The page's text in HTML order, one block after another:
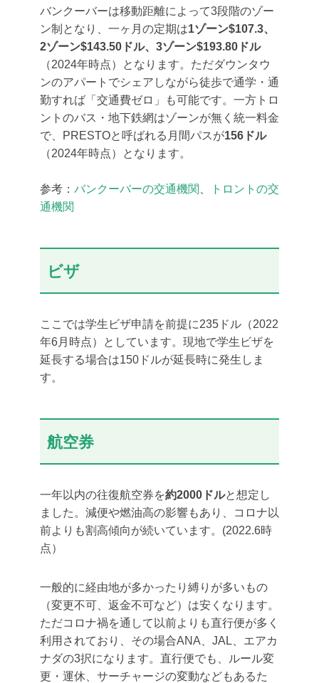
バンクーバーは移動距離によって3段階のゾー
ン制となり、一ヶ月の定期は1ゾーン$107.3、
2ゾーン$143.50ドル、3ゾーン$193.80ドル
（2024年時点）となります。ただダウンタウ
ンのアパートでシェアしながら徒歩で通学・通
勤すれば「交通費ゼロ」も可能です。一方トロ
ントのバス・地下鉄網はゾーンが無く統一料金
で、PRESTOと呼ばれる月間パスが156ドル
（2024年時点）となります。
参考： バンクーバーの交通機関
トロントの交
通機関
ビザ
ここでは学生ビザ申請を前提に235ドル（2022
年6月時点）としています。現地で学生ビザを
延長する場合は150ドルが延長時に発生しま
す。
航空券
一年以内の往復航空券を約2000ドルと想定し
ました。減便や燃油高の影響もあり、コロナ以
前よりも割高傾向が続いています。(2022.6時
点）
一般的に経由地が多かったり縛りが多いもの
（変更不可、返金不可など）は安くなります。
ただコロナ禍を通して以前よりも直行便が多く
利用されており、その場合ANA、JAL、エアカ
ナダの3択になります。直行便でも、ルール変
更・運休、サーチャージの変動などもあるた